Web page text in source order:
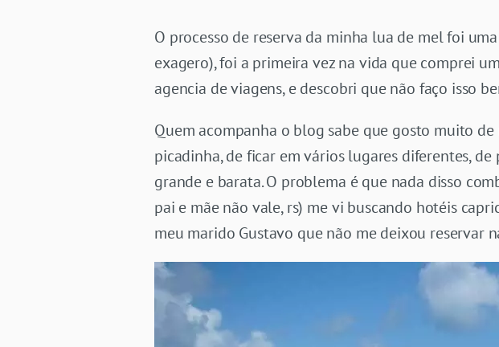
O processo de reserva da minha lua de mel foi
exagero), foi a primeira vez na vida que comprei
agencia de viagens, e descobri que não faço isso
Quem acompanha o blog sabe que gosto muito
picadinha, de ficar em vários lugares diferentes,
grande e barata. O problema é que nada disso
pai e mãe não vale, rs) me vi buscando hotéis
meu marido Gustavo que não me deixou reservar